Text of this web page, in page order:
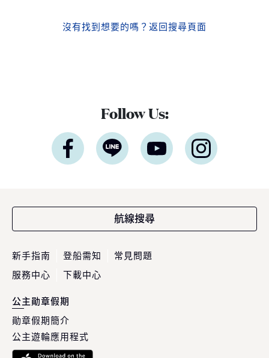
沒有找到想要的嗎？ 返回搜尋頁面
Follow Us:
航線搜尋
新手指南 登船需知
常見問題
服務中心
下載中心
公主勛章假期
勛章假期簡介
公主遊輪應用程式